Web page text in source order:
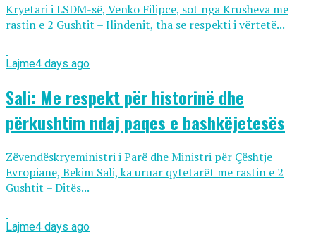
Kryetari i LSDM-së, Venko Filipce, sot nga Krusheva me
rastin e 2 Gushtit – Ilindenit, tha se respekti i vërtetë...
Lajme4 days ago
Sali: Me respekt për historinë dhe
përkushtim ndaj paqes e bashkëjetesës
Zëvendëskryeministri i Parë dhe Ministri për Çështje
Evropiane, Bekim Sali, ka uruar qytetarët me rastin e 2
Gushtit – Ditës...
Lajme4 days ago